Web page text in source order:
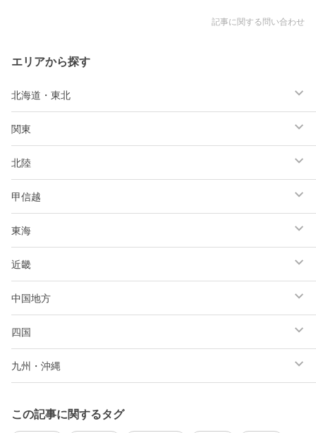
記事に関する問い合わせ
エリアから探す
北海道・東北
関東
北陸
甲信越
東海
近畿
中国地方
四国
九州・沖縄
この記事に関するタグ